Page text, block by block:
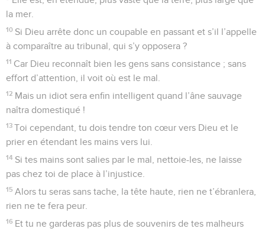
la mer.
10 Si Dieu arrête donc un coupable en passant et s’il l’appelle
à comparaître au tribunal, qui s’y opposera ?
11 Car Dieu reconnaît bien les gens sans consistance ; sans
effort d’attention, il voit où est le mal.
12 Mais un idiot sera enfin intelligent quand l’âne sauvage
naîtra domestiqué !
13 Toi cependant, tu dois tendre ton cœur vers Dieu et le
prier en étendant les mains vers lui.
14 Si tes mains sont salies par le mal, nettoie-les, ne laisse
pas chez toi de place à l’injustice.
15 Alors tu seras sans tache, la tête haute, rien ne t’ébranlera,
rien ne te fera peur.
16 Et tu ne garderas pas plus de souvenirs de tes malheurs